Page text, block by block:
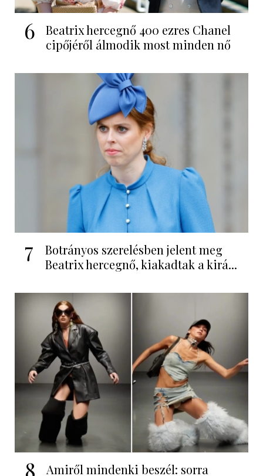
6
Beatrix hercegnő 400 ezres Chanel
cipőjéről álmodik most minden nő
7
Botrányos szerelésben jelent meg
Beatrix hercegnő, kiakadtak a kirá...
8
Amiről mindenki beszél: sorra